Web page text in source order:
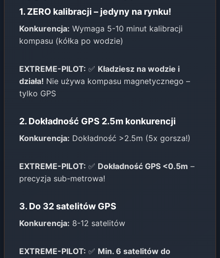
1. ZERO kalibracji – jedyny na rynku!
Konkurencja: Wymaga 5-10 minut kalibracji
kompasu (kółka po wodzie)
EXTREME-PILOT: ✅ Kładziesz na wodzie i
działa! Nie używa kompasu magnetycznego –
tylko GPS
2. Dokładność GPS 2.5m konkurencji
Konkurencja: Dokładność >2.5m (5x gorsza!)
EXTREME-PILOT: ✅ Dokładność GPS <0.5m –
precyzja sub-metrowa!
3. Do 32 satelitów GPS
Konkurencja: 8-12 satelitów
EXTREME-PILOT: ✅ Min. 6 satelitów do